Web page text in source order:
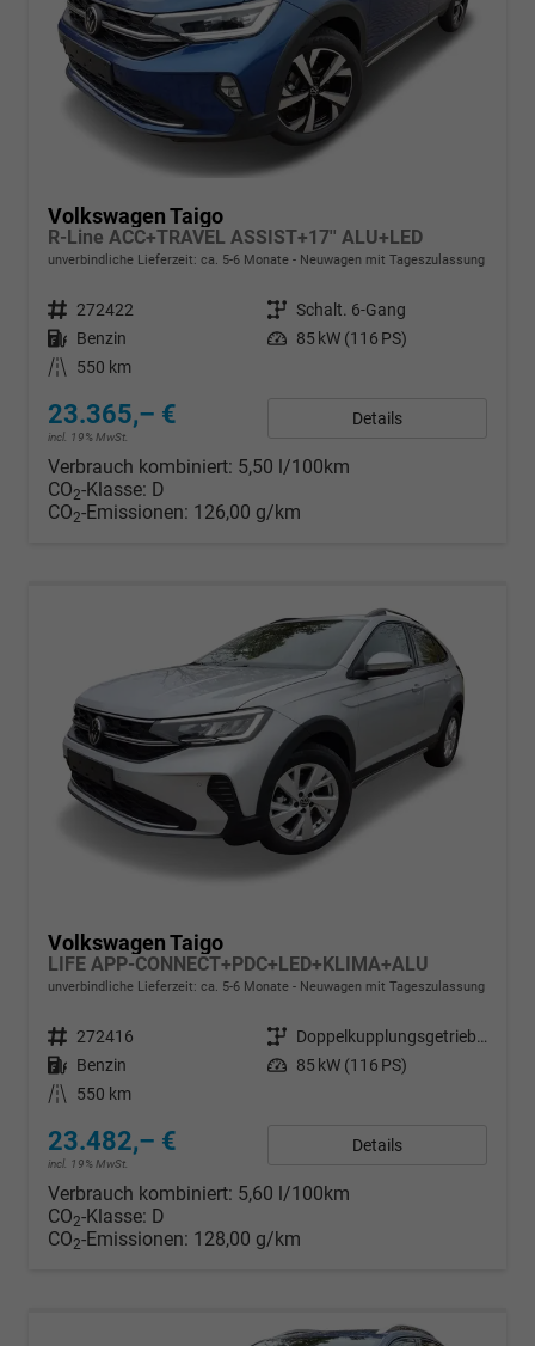
Volkswagen Taigo
R-Line ACC+TRAVEL ASSIST+17'' ALU+LED
unverbindliche Lieferzeit: ca. 5-6 Monate Neuwagen mit Tageszulassung
Fahrzeugnr. 272422 Getriebe Schalt. 6-Gang
Kraftstoff Benzin Leistung 85 kW (116 PS)
Kilometerstand
550 km
23.365,– €
incl. 19% MwSt.
Details
Verbrauch kombiniert: 5,50 l/100km
CO2-Klasse: D
CO2-Emissionen: 126,00 g/km
Volkswagen Taigo
LIFE APP-CONNECT+PDC+LED+KLIMA+ALU
unverbindliche Lieferzeit: ca. 5-6 Monate Neuwagen mit Tageszulassung
Fahrzeugnr. 272416 Getriebe
Doppelkupplungsgetriebe (DSG)
Kraftstoff Benzin Leistung 85 kW (116 PS)
Kilometerstand
550 km
23.482,– €
incl. 19% MwSt.
Details
Verbrauch kombiniert: 5,60 l/100km
CO2-Klasse: D
CO2-Emissionen: 128,00 g/km